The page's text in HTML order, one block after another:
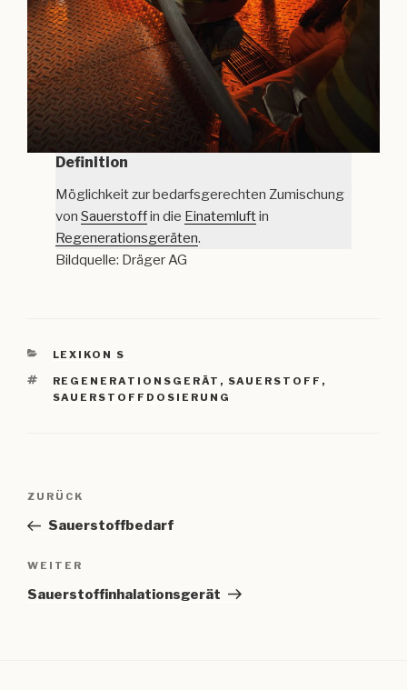
Definition
Möglichkeit zur bedarfsgerechten Zumischung
vonSauerstoffin die Einatemluftin
Regenerationsgeräten.
Bildquelle: Dräger AG
KATEGORIEN
LEXIKON S
SCHLAGWÖRTER
REGENERATIONSGERÄT , SAUERSTOFF ,
SAUERSTOFFDOSIERUNG
Beitragsnavigation
Vorheriger
Beitrag
ZURÜCK
Sauerstoffbedarf
Nächster
Beitrag
WEITER
Sauerstoffinhalationsgerät